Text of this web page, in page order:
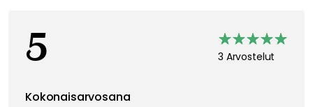
5 3 Arvostelut
Kokonaisarvosana